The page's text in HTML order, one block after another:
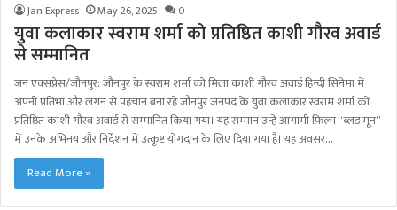
Jan Express May 26, 2025 0
युवा कलाकार स्वराम शर्मा को प्रतिष्ठित काशी गौरव अवार्ड
से सम्मानित
जन एक्सप्रेस/जौनपुर: जौनपुर के स्वराम शर्मा को मिला काशी गौरव अवार्ड हिन्दी सिनेमा में
अपनी प्रतिभा और लगन से पहचान बना रहे जौनपुर जनपद के युवा कलाकार स्वराम शर्मा को
प्रतिष्ठित काशी गौरव अवार्ड से सम्मानित किया गया। यह सम्मान उन्हें आगामी फ़िल्म “ब्लड मून”
में उनके अभिनय और निर्देशन में उत्कृष्ट योगदान के लिए दिया गया है। यह अवसर…
Read More »